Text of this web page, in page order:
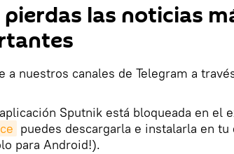
pierdas las noticias
a nuestros canales de Telegram a
Sputnik está bloqueada en el
puedes descargarla e instalarla en
para Android!).